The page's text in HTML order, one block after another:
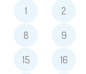
1
2
8 9
15 16